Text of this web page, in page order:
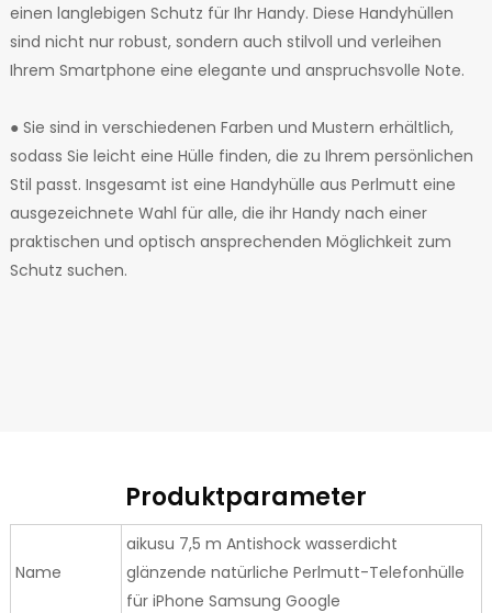
einen langlebigen Schutz für Ihr Handy. Diese Handyhüllen
sind nicht nur robust, sondern auch stilvoll und verleihen
Ihrem Smartphone eine elegante und anspruchsvolle Note.
● Sie sind in verschiedenen Farben und Mustern erhältlich,
sodass Sie leicht eine Hülle finden, die zu Ihrem persönlichen
Stil passt. Insgesamt ist eine Handyhülle aus Perlmutt eine
ausgezeichnete Wahl für alle, die ihr Handy nach einer
praktischen und optisch ansprechenden Möglichkeit zum
Schutz suchen.
Produktparameter
Name
aikusu 7,5 m Antishock wasserdicht
glänzende natürliche Perlmutt-Telefonhülle
für iPhone Samsung Google